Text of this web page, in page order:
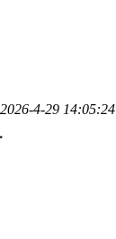
4-29 14:05:24